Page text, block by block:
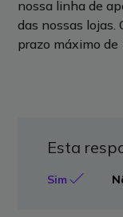
nossa linha de
das nossas lojas.
prazo máximo de
Esta
Sim